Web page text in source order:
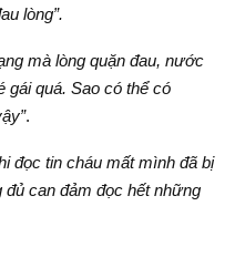
lòng”.
mà lòng quặn đau, nước
gái quá. Sao có thể có
.
đọc tin cháu mất mình đã bị
đủ can đảm đọc hết những